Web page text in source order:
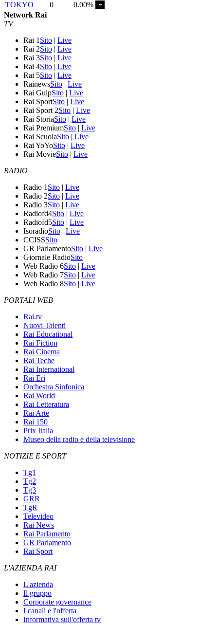
TOKYO
0
0.00%
Network Rai
TV
Rai 1 Sito | Live
Rai 2Sito | Live
Rai 3Sito | Live
Rai 4Sito | Live
Rai 5Sito | Live
RainewsSito | Live
Rai GulpSito | Live
Rai SportSito | Live
Rai Sport 2Sito | Live
Rai StoriaSito | Live
Rai PremiumSito | Live
Rai ScuolaSito | Live
Rai YoYoSito | Live
Rai MovieSito | Live
RADIO
Radio 1 Sito | Live
Radio 2Sito | Live
Radio 3Sito | Live
Radiofd4Sito | Live
Radiofd5Sito | Live
IsoradioSito | Live
CCISSSito
GR ParlamentoSito | Live
Giornale RadioSito
Web Radio 6Sito | Live
Web Radio 7Sito | Live
Web Radio 8Sito | Live
PORTALI WEB
Rai.tv
Nuovi Talenti
Rai Educational
Rai Fiction
Rai Cinema
Rai Teche
Rai International
Rai Eri
Orchestra Sinfonica
Rai World
Rai Letteratura
Rai Arte
Rai 150
Prix Italia
Museo della radio e della televisione
NOTIZIE E SPORT
Tg1
Tg2
Tg3
GRR
TgR
Televideo
Rai News
Rai Parlamento
GR Parlamento
Rai Sport
L'AZIENDA RAI
L'azienda
Il gruppo
Corporate governance
I canali e l'offerta
Informativa sull'offerta tv